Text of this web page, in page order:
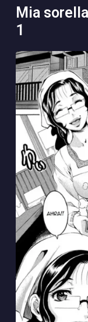
mia sorella va a letto con papà 3 pt
1